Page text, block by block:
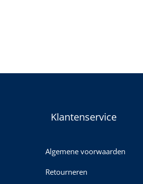
Klantenservice
Algemene voorwaarden
Retourneren